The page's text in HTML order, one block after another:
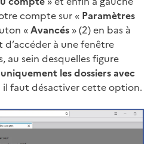
compte sur « Paramètres
«Avancés » (2) en bas à
à une fenêtre
au sein desquelles figure
les dossiers avec
il faut désactiver cette option.